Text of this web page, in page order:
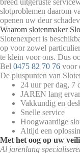
slotproblemen daarom
openen uw deur
Waarom slotenmaker
Slotenexpert is
op voor zowel
te klein voor ons. Dus
Bel 0475 82 70 76 voor
De pluspunten van
24 uur per dag, 7
JAREN lang
Vakkundig en
Snelle service
Hoogwaardige
Altijd een
Met het oog op uw
Al jarenlang